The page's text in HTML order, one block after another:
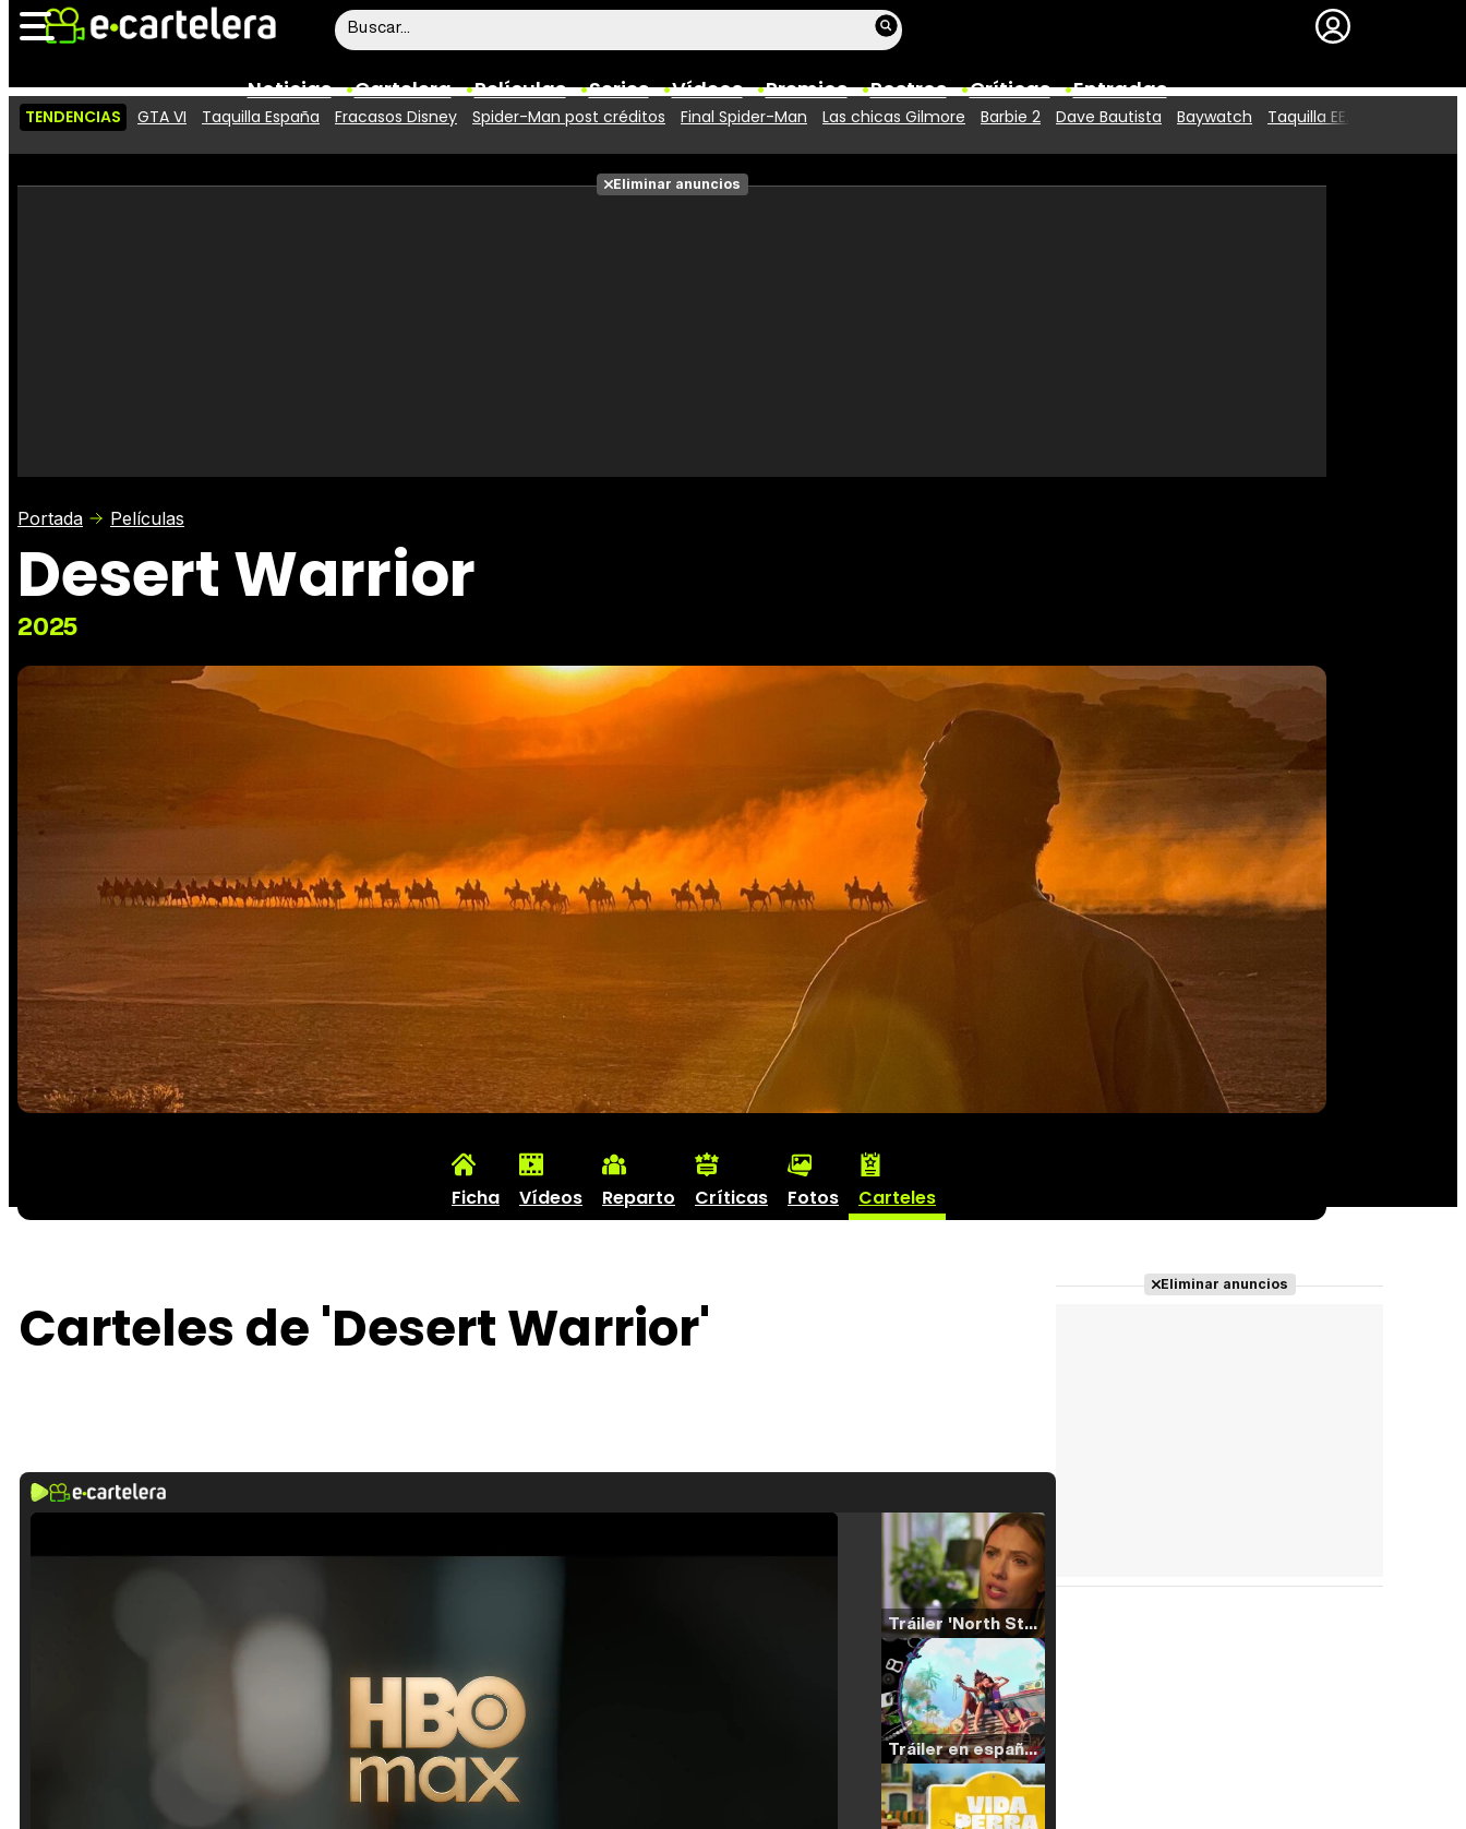
Noticias Cartelera Películas Series Vídeos Premios Rostros Críticas Entradas
Vídeos
Taquilla Fotos
Premios
TENDENCIAS GTA VI Taquilla España Fracasos Disney Spider-Man post créditos Final Spider-Man Las chicas Gilmore Barbie 2 Dave Bautista Baywatch Taquilla EE.UU.
Eliminar anuncios
Portada Películas
Desert Warrior
2025
Ficha Vídeos Reparto Críticas Fotos Carteles
Carteles de 'Desert Warrior'
Tráiler 'North Star' (2023)
Tráiler en español de 'La isla olvidada'
Eliminar anuncios